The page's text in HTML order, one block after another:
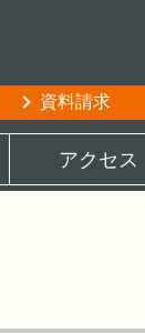
資料請求
アクセス